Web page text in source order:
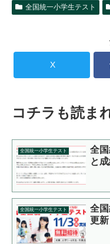
全国統一小学生テスト
X
コチラも読ま
全国統一小学生テスト
全
と
全国統一小学生テスト
全
更